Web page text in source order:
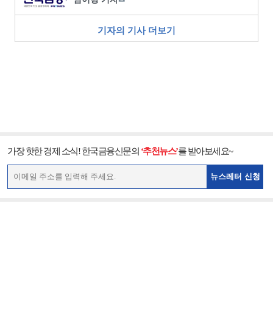
기자의 기사 더보기
가장 핫한 경제 소식! 한국금융신문의 ‘추천뉴스’를 받아보세요~
뉴스레터 신청